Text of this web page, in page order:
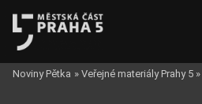
Noviny Pětka » Veřejné materiály Prahy 5 »